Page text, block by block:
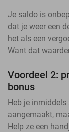
Je saldo is
dat je weer een
het als een
Want dat
Voordeel 2:
bonus
Heb je
aangemaakt,
Help ze een